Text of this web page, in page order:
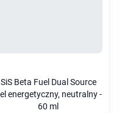
SiS Beta Fuel Dual Source
energetyczny, neutralny -
60 ml